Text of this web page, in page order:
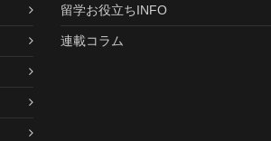
留学お役立ちINFO
連載コラム